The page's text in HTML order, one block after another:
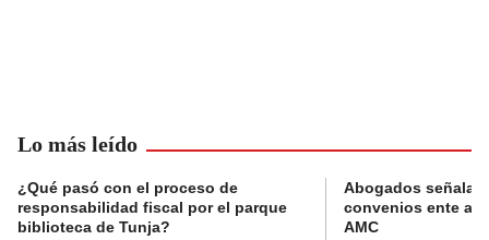
Lo más leído
¿Qué pasó con el proceso de
responsabilidad fiscal por el parque
biblioteca de Tunja?
Abogados
convenios ente
AMC